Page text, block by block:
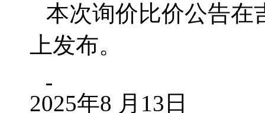
本次询价比价公告在
上发布。
2025年8 月13日